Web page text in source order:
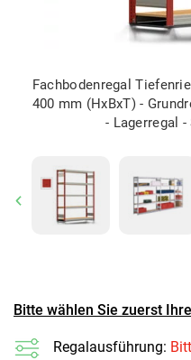
Fachbodenregal
400 mm (HxBxT) -
- Lagerregal -
Previous
Bitte wählen Sie zuerst
Regalausführung: